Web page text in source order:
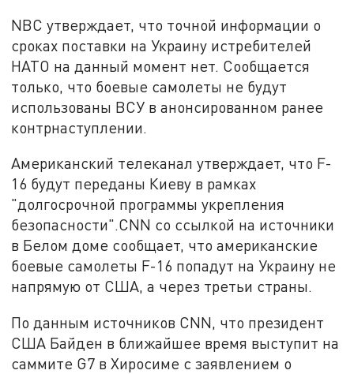
NBC утверждает, что точной информации о
сроках поставки на Украину истребителей
НАТО на данный момент нет. Сообщается
только, что боевые самолеты не будут
использованы ВСУ в анонсированном ранее
контрнаступлении.
Американский телеканал утверждает, что F-
16 будут переданы Киеву в рамках
"долгосрочной программы укрепления
безопасности".CNN со ссылкой на источники
в Белом доме сообщает, что американские
боевые самолеты F-16 попадут на Украину не
напрямую от США, а через третьи страны.
По данным источников CNN, что президент
США Байден в ближайшее время выступит на
саммите G7 в Хиросиме с заявлением о